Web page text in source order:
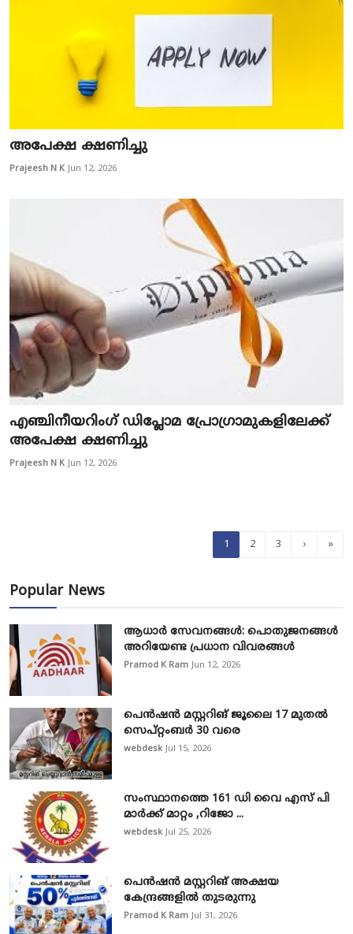
അപേക്ഷ ക്ഷണിച്ചു
Prajeesh N K Jun 12, 2026
എഞ്ചിനീയറിംഗ് ഡിപ്ലോമ പ്രോഗ്രാമുകളിലേക്ക്
അപേക്ഷ ക്ഷണിച്ചു
Prajeesh N K Jun 12, 2026
1 2 3 › »
Popular News
ആധാർ സേവനങ്ങൾ: പൊതുജനങ്ങൾ
അറിയേണ്ട പ്രധാന വിവരങ്ങൾ
Pramod K Ram Jun 12, 2026
പെൻഷൻ മസ്റ്ററിങ് ജൂലൈ 17 മുതൽ
സെപ്റ്റംബർ 30 വരെ
webdesk Jul 15, 2026
സംസ്ഥാനത്തെ 161 ഡി വൈ എസ് പി
മാർക്ക് മാറ്റം ,റിജോ ...
webdesk Jul 25, 2026
പെൻഷൻ മസ്റ്ററിങ് അക്ഷയ
കേന്ദ്രങ്ങളിൽ തുടരുന്നു
Pramod K Ram Jul 31, 2026